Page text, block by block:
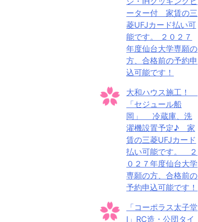
ーター付 家賃の三
菱UFJカード払い可
能です。 ２０２７
年度仙台大学専願の
方、合格前の予約申
込可能です！
大和ハウス施工！
「セジュール船
岡」 冷蔵庫、洗
濯機設置予定♪ 家
賃の三菱UFJカード
払い可能です。 ２
０２７年度仙台大学
専願の方、合格前の
予約申込可能です！
「コーポラス太子堂
Ⅰ」RC造・公団タイ